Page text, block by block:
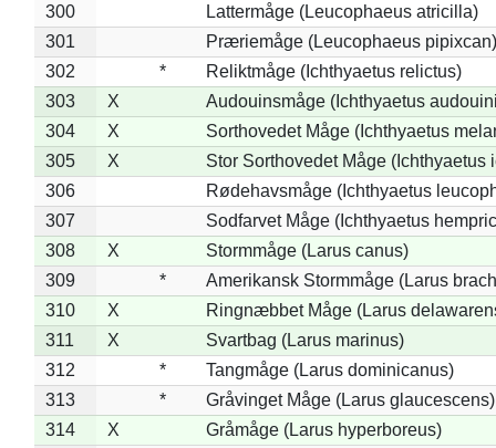
300
Lattermåge (Leucophaeus atricilla)
301
Præriemåge (Leucophaeus pipixcan)
302
*
Reliktmåge (Ichthyaetus relictus)
303
X
Audouinsmåge (Ichthyaetus
304
X
Sorthovedet Måge (Ichthyaetus
305
X
Stor Sorthovedet Måge (Ichthyaetus
306
Rødehavsmåge (Ichthyaetus
307
Sodfarvet Måge (Ichthyaetus
308
X
Stormmåge (Larus canus)
309
*
Amerikansk Stormmåge (Larus
310
X
Ringnæbbet Måge (Larus
311
X
Svartbag (Larus marinus)
312
*
Tangmåge (Larus dominicanus)
313
*
Gråvinget Måge (Larus glaucescens)
314
X
Gråmåge (Larus hyperboreus)